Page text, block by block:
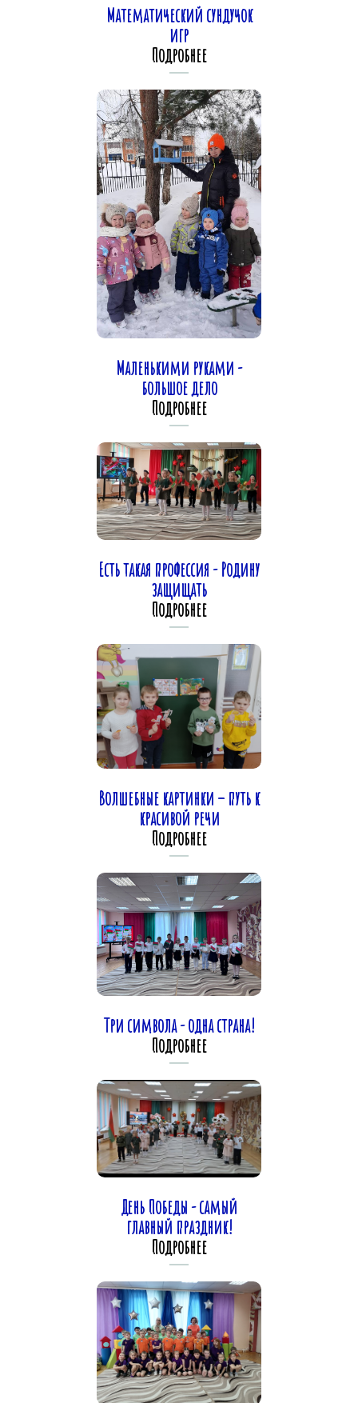
Математический сундучок
игр
Подробнее
Маленькими руками -
большое дело
Подробнее
Есть такая профессия - Родину
защищать
Подробнее
Волшебные картинки – путь к
красивой речи
Подробнее
Три символа - одна страна!
Подробнее
День Победы - самый
главный праздник!
Подробнее